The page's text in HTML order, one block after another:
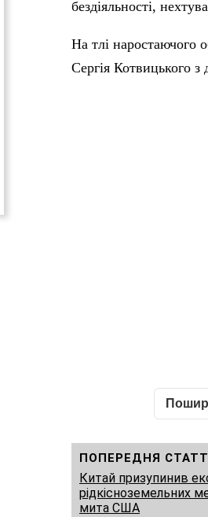
бездіяльності,
На тлі наростаючого
Сергія Котвицького з
ПОПЕРЕДНЯ
Китай призупинив
рідкісноземельних
мита США